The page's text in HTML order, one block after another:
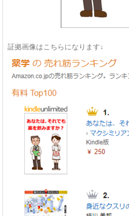
証拠画像はこちらになります↓